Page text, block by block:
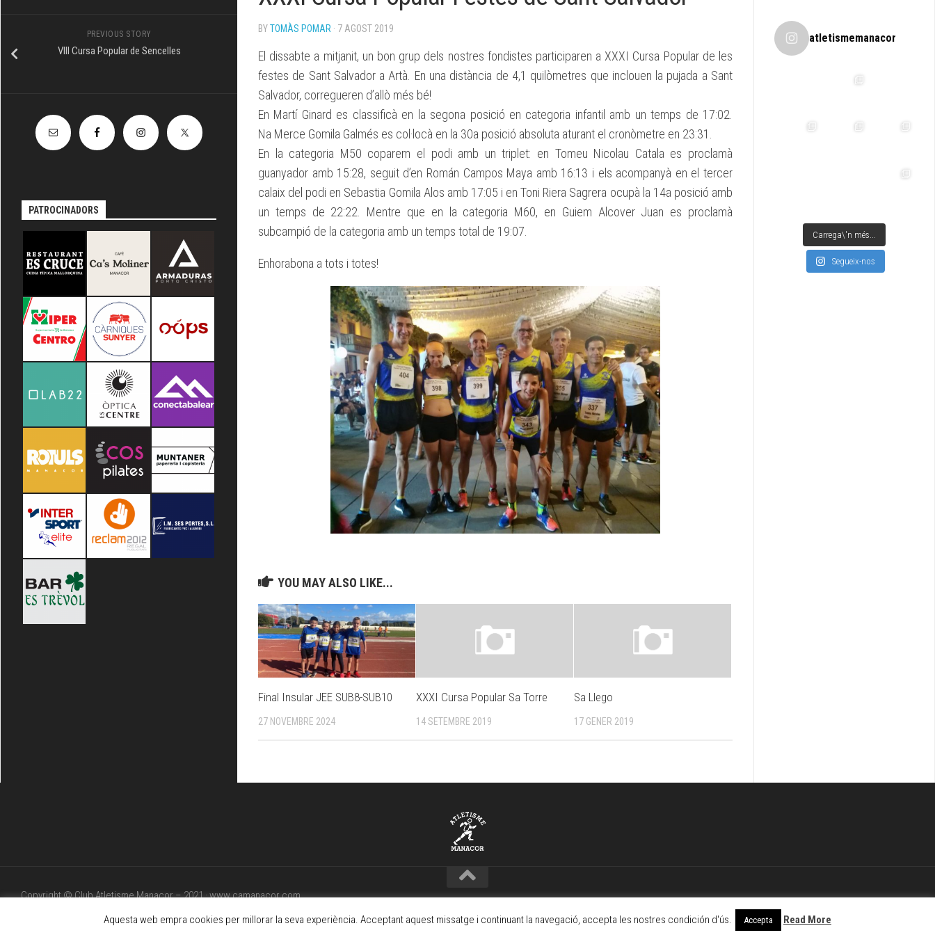
BECA
CLUB
ATLETISME
BYTOMÀS POMAR · 7 AGOST 2019
El dissabte a mitjanit, un bon grup dels nostres fondistes participaren a XXXI Cursa Popular de les
festes de Sant Salvador a Artà. En una distància de 4,1 quilòmetres que inclouen la pujada a Sant
Salvador, corregueren d’allò més bé!
En Martí Ginard es classificà en la segona posició en categoria infantil amb un temps de 17:02.
Na Merce Gomila Galmés es col·locà en la 30a posició absoluta aturant el cronòmetre en 23:31.
En la categoria M50 coparem el podi amb un triplet: en Tomeu Nicolau Catala es proclamà
guanyador amb 15:28, seguit d’en Román Campos Maya amb 16:13 i els acompanyà en el tercer
calaix del podi en Sebastia Gomila Alos amb 17:05 i en Toni Riera Sagrera ocupà la 14a posició amb
un temps de 22:22. Mentre que en la categoria M60, en Guiem Alcover Juan es proclamà
subcampió de la categoria amb un temps total de 19:07.
Enhorabona a tots i totes!
YOU MAY ALSO LIKE...
Final Insular JEE SUB8-SUB10
27 NOVEMBRE 2024
XXXI Cursa Popular Sa Torre
14 SETEMBRE 2019
Sa Llego
17 GENER 2019
PREVIOUS STORY
VIII Cursa Popular de Sencelles
PATROCINADORS
atletismemanacor
Carrega\'n més...
Segueix-nos
Copyright © Club Atletisme Manacor – 2021 · www.camanacor.com
Aquesta web empra cookies per millorar la seva experiència. Acceptant aquest missatge i continuant la navegació, accepta les nostres condición d'ús. Accepta Read More